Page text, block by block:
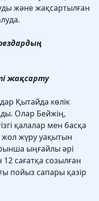
және жақсартылған
жақсарту
Қытайда көлік
Олар Бейжің,
қалалар мен басқа
жүру уақытын
ыңғайлы әрі
сағатқа созылған
пойыз сапары қазір